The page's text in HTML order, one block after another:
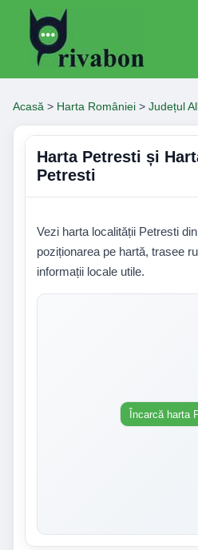
Acasă > Harta României > Județul
Harta Petresti și
Petresti
Vezi harta localității Petresti
poziționarea pe hartă, trasee
informații locale utile.
Încarcă harta